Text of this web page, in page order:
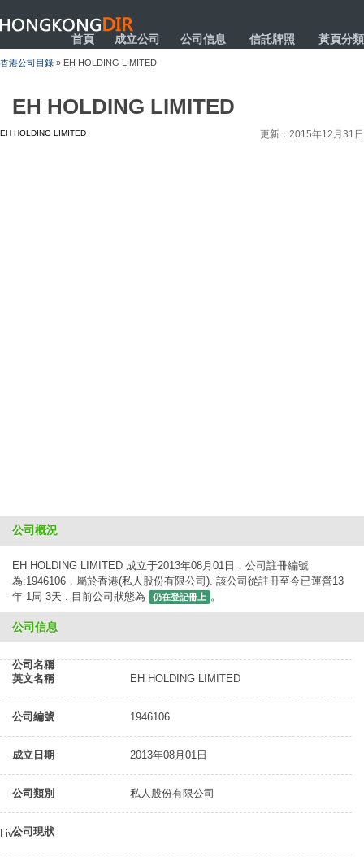
HONGKONGDIR
首頁 成立公司 公司信息 信託牌照 黃頁分類
香港公司目錄 » EH HOLDING LIMITED
EH HOLDING LIMITED
EH HOLDING LIMITED 更新：2015年12月31日
公司概況
EH HOLDING LIMITED 成立于2013年08月01日，公司註冊編號
為:1946106，屬於香港(私人股份有限公司). 該公司從註冊至今已運營13
年 1周 3天 . 目前公司狀態為
仍在登記冊上 。
公司信息
公司名稱
英文名稱
EH HOLDING LIMITED
公司編號 1946106
成立日期 2013年08月01日
公司類別 私人股份有限公司
公司現狀
Live